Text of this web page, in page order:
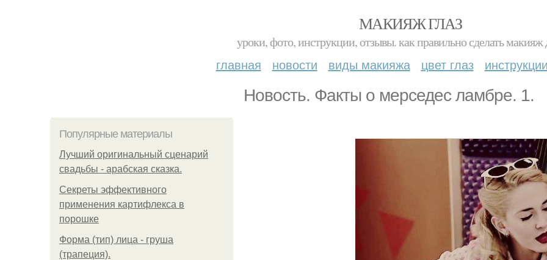
МАКИЯЖ ГЛАЗ
уроки, фото, инструкции, отзывы. как правильно сделать макияж
главная новости виды макияжа цвет глаз
Новость. Факты о мерседес ламбре. 1.
Популярные материалы
Лучший оригинальный сценарий
свадьбы - арабская сказка.
Секреты эффективного
применения картифлекса в
порошке
Форма (тип) лица - груша
(трапеция).